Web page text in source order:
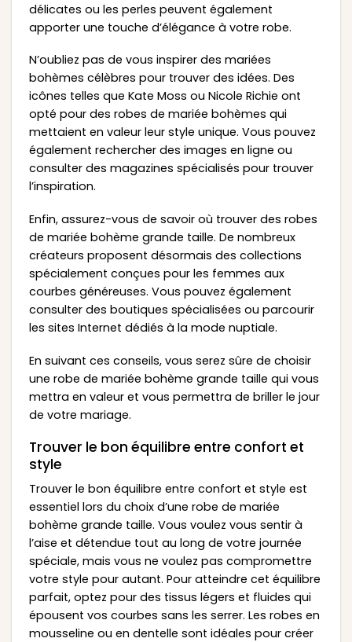
délicates ou les perles peuvent également
apporter une touche d’élégance à votre robe.
N’oubliez pas de vous inspirer des mariées
bohèmes célèbres pour trouver des idées. Des
icônes telles que Kate Moss ou Nicole Richie ont
opté pour des robes de mariée bohèmes qui
mettaient en valeur leur style unique. Vous pouvez
également rechercher des images en ligne ou
consulter des magazines spécialisés pour trouver
l’inspiration.
Enfin, assurez-vous de savoir où trouver des robes
de mariée bohème grande taille. De nombreux
créateurs proposent désormais des collections
spécialement conçues pour les femmes aux
courbes généreuses. Vous pouvez également
consulter des boutiques spécialisées ou parcourir
les sites Internet dédiés à la mode nuptiale.
En suivant ces conseils, vous serez sûre de choisir
une robe de mariée bohème grande taille qui vous
mettra en valeur et vous permettra de briller le jour
de votre mariage.
Trouver le bon équilibre entre confort et
style
Trouver le bon équilibre entre confort et style est
essentiel lors du choix d’une robe de mariée
bohème grande taille. Vous voulez vous sentir à
l’aise et détendue tout au long de votre journée
spéciale, mais vous ne voulez pas compromettre
votre style pour autant. Pour atteindre cet équilibre
parfait, optez pour des tissus légers et fluides qui
épousent vos courbes sans les serrer. Les robes en
mousseline ou en dentelle sont idéales pour créer